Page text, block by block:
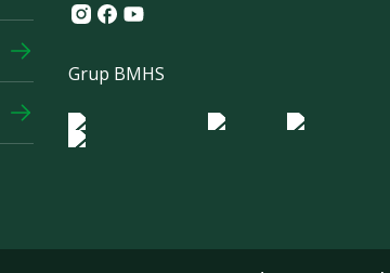
Instagram
Facebook
Youtube
Grup BMHS
Logo Morula IFV Logo ER Logo Diagnos
Logo IRSI